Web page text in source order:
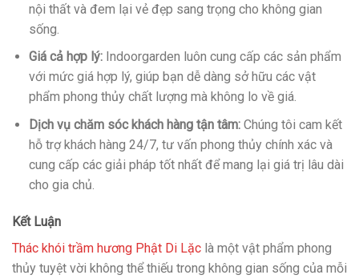
nội thất và đem lại vẻ đẹp sang trọng cho không gian
sống.
Giá cả hợp lý:Indoorgarden luôn cung cấp các sản phẩm
với mức giá hợp lý, giúp bạn dễ dàng sở hữu các vật
phẩm phong thủy chất lượng mà không lo về giá.
Dịch vụ chăm sóc khách hàng tận tâm:Chúng tôi cam kết
hỗ trợ khách hàng 24/7, tư vấn phong thủy chính xác và
cung cấp các giải pháp tốt nhất để mang lại giá trị lâu dài
cho gia chủ.
Kết Luận
Thác khói trầm hương Phật Di Lặc là một vật phẩm phong
thủy tuyệt vời không thể thiếu trong không gian sống của mỗi